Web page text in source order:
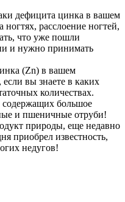
дефицита цинка в вашем
расслоение ногтей,
что уже пошли
и нужно принимать
(Zn) в вашем
вы знаете в каких
количествах.
большое
и пшеничные отруби!
природы, еще недавно
приобрел известность,
недугов!